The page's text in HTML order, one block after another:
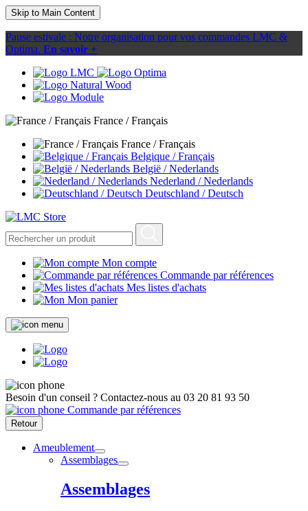
Skip to Main Content
Pause estivale : Notre organisation pour vos commandes LMC &
Optima. En savoir +
France / Français
France / Français
Belgique / Français
België / Nederlands
Nederland / Nederlands
Deutschland / Deutsch
Mon compte
Commande par références
Mes listes d'achats
Mon panier
Besoin d'un conseil ? Contactez-nous au 03 20 81 93 50
Commande par références
Retour
Ameublement
Assemblages
Assemblages